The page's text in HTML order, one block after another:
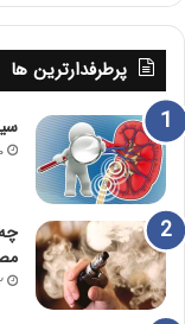
پرطرفدارترین ها